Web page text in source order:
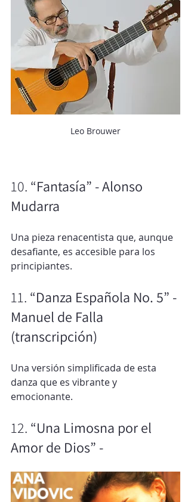
Leo Brouwer
10. “Fantasía” - Alonso
Mudarra
Una pieza renacentista que, aunque
desafiante, es accesible para los
principiantes.
11. “Danza Española No. 5” -
Manuel de Falla
(transcripción)
Una versión simplificada de esta
danza que es vibrante y
emocionante.
12. “Una Limosna por el
Amor de Dios” -